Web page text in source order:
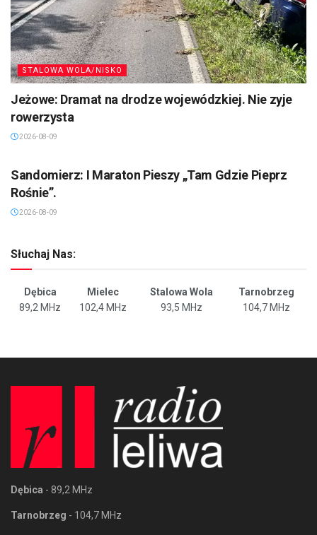
STALOWA WOLA/NISKO
Jeżowe: Dramat na drodze wojewódzkiej. Nie zyje
rowerzysta
2026-08-09
Sandomierz: I Maraton Pieszy „Tam Gdzie Pieprz
Rośnie”.
2026-08-09
Słuchaj Nas:
Dębica Mielec Stalowa Wola
Tarnobrzeg
89,2 MHz
102,4 MHz 93,5 MHz 104,7 MHz
Dębica - 89,2 MHz
Tarnobrzeg - 104,7 MHz